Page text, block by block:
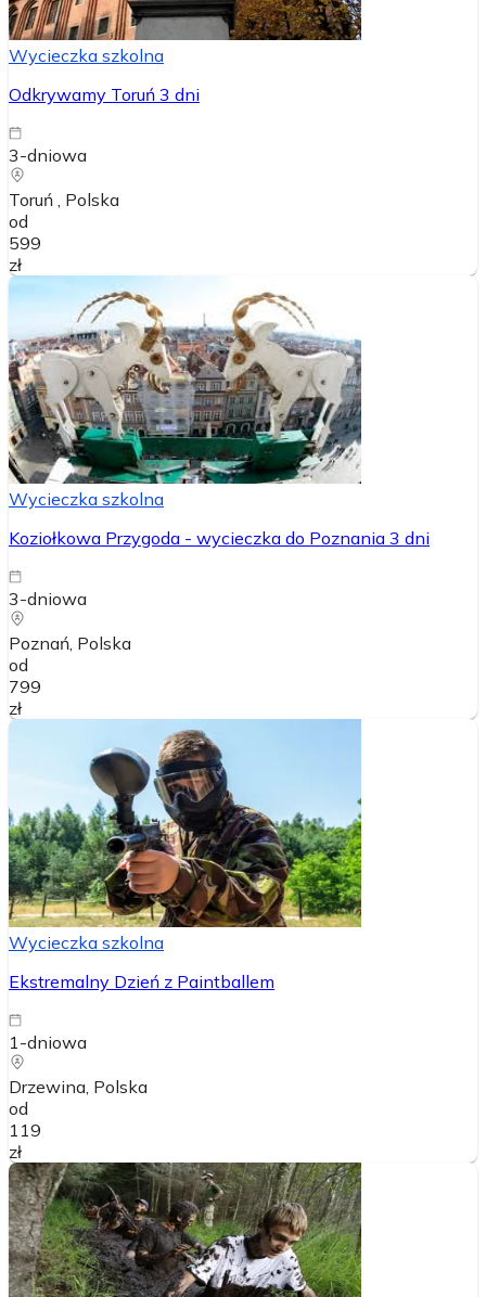
Wycieczka szkolna
Odkrywamy Toruń 3 dni
3-dniowa
Toruń , Polska
od
599
zł
Wycieczka szkolna
Koziołkowa Przygoda - wycieczka do Poznania 3 dni
3-dniowa
Poznań, Polska
od
799
zł
Wycieczka szkolna
Ekstremalny Dzień z Paintballem
1-dniowa
Drzewina, Polska
od
119
zł